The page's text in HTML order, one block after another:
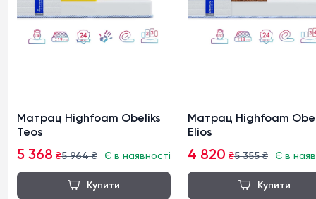
Матрац Highfoam Obeliks
Teos
5 368 ₴5 964₴ Є в наявності
Матрац Highfoam
Elios
4 820 ₴5 355₴ Є в